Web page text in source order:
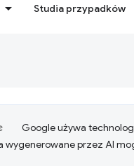
Studia przypadków
Google używa
wygenerowane przez AI